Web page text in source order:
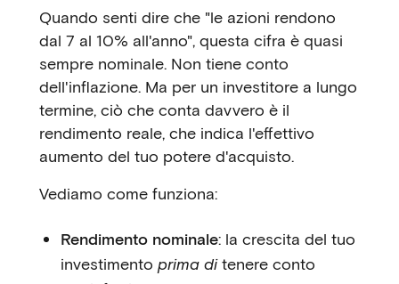
Quando senti dire che "le azioni rendono
dal 7 al 10% all'anno", questa cifra è quasi
sempre nominale. Non tiene conto
dell'inflazione. Ma per un investitore a lungo
termine, ciò che conta davvero è il
rendimento reale, che indica l'effettivo
aumento del tuo potere d'acquisto.
Vediamo come funziona:
Rendimento nominale: la crescita del tuo
investimento prima ditenere conto